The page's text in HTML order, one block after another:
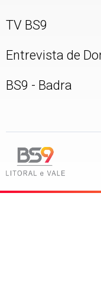
TV BS9
Entrevista de
BS9 - Badra